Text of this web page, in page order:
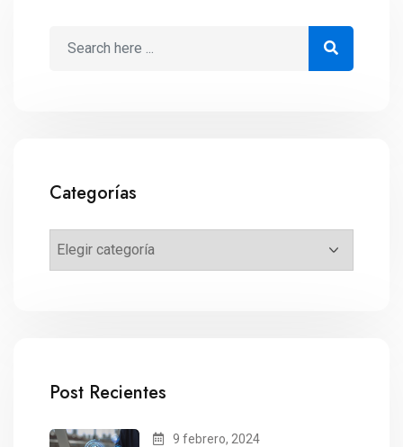
Categorías
Post Recientes
9 febrero, 2024